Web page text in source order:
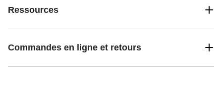
Ressources
Commandes en ligne et retours